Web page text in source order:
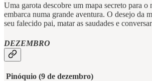
Uma garota descobre um mapa secreto para o
embarca numa grande aventura. O desejo da
seu falecido pai, matar as saudades e
DEZEMBRO
Pinóquio (9 de dezembro)